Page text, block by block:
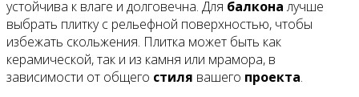
устойчива к влаге и долговечна. Для балкона лучше
выбрать плитку с рельефной поверхностью, чтобы
избежать скольжения. Плитка может быть как
керамической, так и из камня или мрамора, в
зависимости от общего стиля вашего проекта.